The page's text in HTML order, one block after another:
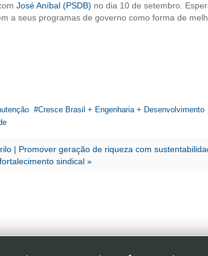
José Aníbal (PSDB) no dia 10 de setembro.
a seus programas de governo como forma de
Cresce Brasil + Engenharia + Desenvolvimento
| Promover geração de riqueza com
sindical »